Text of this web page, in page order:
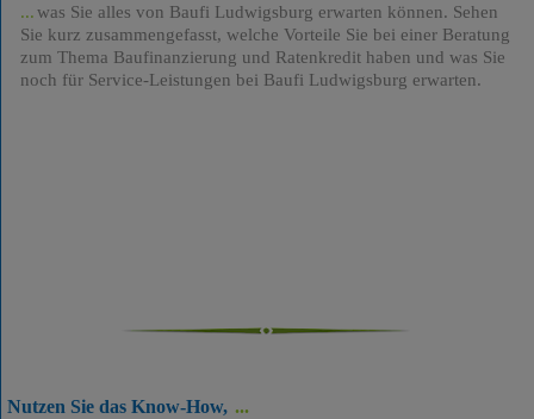
was Sie alles von Baufi Ludwigsburg erwarten können. Sehen
Sie kurz zusammengefasst, welche Vorteile Sie bei einer Beratung
zum Thema Baufinanzierung und Ratenkredit haben und was Sie
noch für Service-Leistungen bei Baufi Ludwigsburg erwarten.
Nutzen Sie das Know-How,